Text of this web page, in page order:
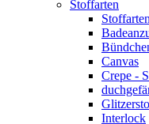
Stoffarten
Canvas
Crepe -
Interlock